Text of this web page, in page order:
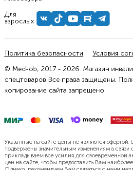
Для
взрослых
Политика безопасности
Условия
© Med-ob, 2017 - 2026. Магазин
спецтоваров Все права защищены.
копирование сайта запрещено.
Указанные на сайте цены не являются
подвержены значительным изменениям в
прикладываем все усилия для своевременной
цен на сайте, чтобы предоставить Вам